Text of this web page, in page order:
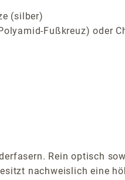
(silber)
Fußkreuz) oder
Rein optisch
nachweislich eine